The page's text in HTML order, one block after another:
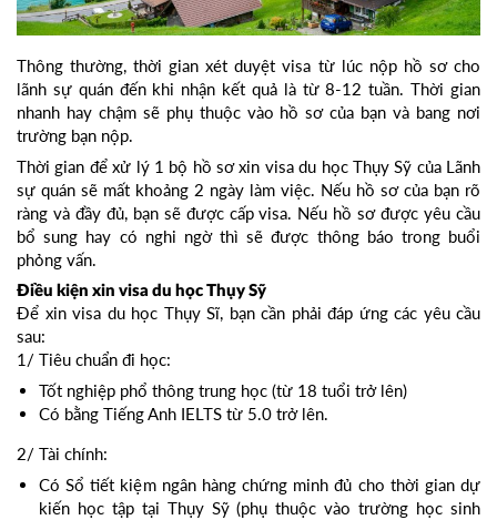
Thông thường, thời gian xét duyệt visa từ lúc nộp hồ sơ cho
lãnh sự quán đến khi nhận kết quả là từ 8-12 tuần. Thời gian
nhanh hay chậm sẽ phụ thuộc vào hồ sơ của bạn và bang nơi
trường bạn nộp.
Thời gian để xử lý 1 bộ hồ sơ xin visa du học Thụy Sỹ của Lãnh
sự quán sẽ mất khoảng 2 ngày làm việc. Nếu hồ sơ của bạn rõ
ràng và đầy đủ, bạn sẽ được cấp visa. Nếu hồ sơ được yêu cầu
bổ sung hay có nghi ngờ thì sẽ được thông báo trong buổi
phỏng vấn.
Điều kiện xin visa du học Thụy Sỹ
Để xin visa du học Thụy Sĩ, bạn cần phải đáp ứng các yêu cầu
sau:
1/ Tiêu chuẩn đi học:
Tốt nghiệp phổ thông trung học (từ 18 tuổi trở lên)
Có bằng Tiếng Anh IELTS từ 5.0 trở lên.
2/ Tài chính:
Có Sổ tiết kiệm ngân hàng chứng minh đủ cho thời gian dự
kiến học tập tại Thụy Sỹ (phụ thuộc vào trường học sinh